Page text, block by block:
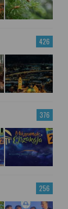
426
376
256